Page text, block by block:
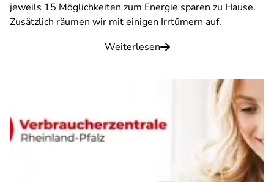
jeweils 15 Möglichkeiten zum Energie sparen zu Hause.
Zusätzlich räumen wir mit einigen Irrtümern auf.
Weiterlesen